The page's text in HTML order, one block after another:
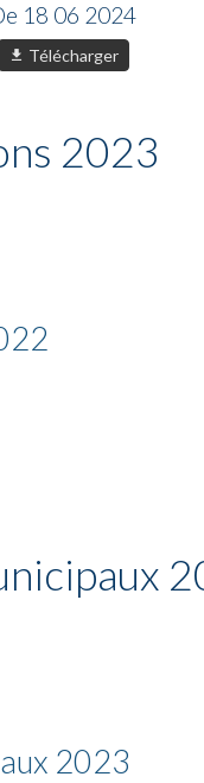
18 06 2024
Télécharger
2023
2023